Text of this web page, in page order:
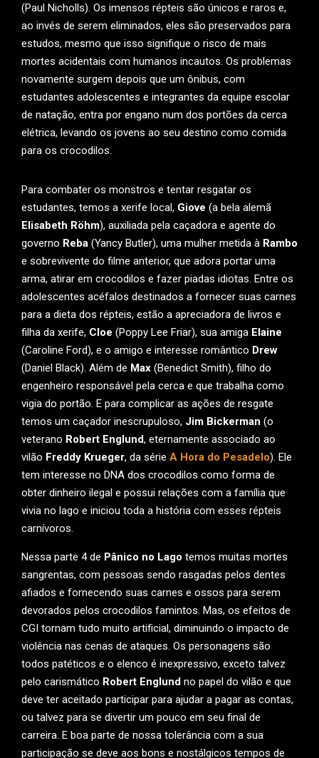
(Paul Nicholls). Os imensos répteis são únicos e raros e,
ao invés de serem eliminados, eles são preservados para
estudos, mesmo que isso signifique o risco de mais
mortes acidentais com humanos incautos. Os problemas
novamente surgem depois que um ônibus, com
estudantes adolescentes e integrantes da equipe escolar
de natação, entra por engano num dos portões da cerca
elétrica, levando os jovens ao seu destino como comida
para os crocodilos.
Para combater os monstros e tentar resgatar os
estudantes, temos a xerife local, Giove (a bela alemã
Elisabeth Röhm), auxiliada pela caçadora e agente do
governo Reba (Yancy Butler), uma mulher metida à Rambo
e sobrevivente do filme anterior, que adora portar uma
arma, atirar em crocodilos e fazer piadas idiotas. Entre os
adolescentes acéfalos destinados a fornecer suas carnes
para a dieta dos répteis, estão a apreciadora de livros e
filha da xerife, Cloe (Poppy Lee Friar), sua amiga Elaine
(Caroline Ford), e o amigo e interesse romântico Drew
(Daniel Black). Além de Max (Benedict Smith), filho do
engenheiro responsável pela cerca e que trabalha como
vigia do portão. E para complicar as ações de resgate
temos um caçador inescrupuloso, Jim Bickerman (o
veterano Robert Englund, eternamente associado ao
vilão Freddy Krueger, da série A Hora do Pesadelo). Ele
tem interesse no DNA dos crocodilos como forma de
obter dinheiro ilegal e possui relações com a família que
vivia no lago e iniciou toda a história com esses répteis
carnívoros.
Nessa parte 4 de Pânico no Lago temos muitas mortes
sangrentas, com pessoas sendo rasgadas pelos dentes
afiados e fornecendo suas carnes e ossos para serem
devorados pelos crocodilos famintos. Mas, os efeitos de
CGI tornam tudo muito artificial, diminuindo o impacto de
violência nas cenas de ataques. Os personagens são
todos patéticos e o elenco é inexpressivo, exceto talvez
pelo carismático Robert Englund no papel do vilão e que
deve ter aceitado participar para ajudar a pagar as contas,
ou talvez para se divertir um pouco em seu final de
carreira. E boa parte de nossa tolerância com a sua
participação se deve aos bons e nostálgicos tempos de